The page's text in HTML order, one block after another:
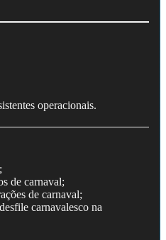
operacionais.
de carnaval;
de carnaval;
carnavalesco na